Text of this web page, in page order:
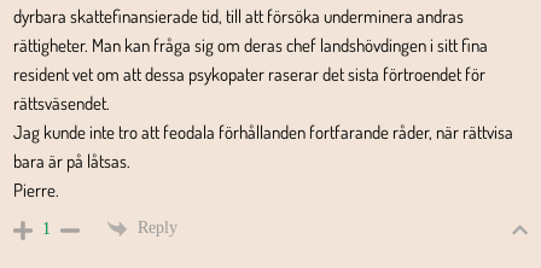
dyrbara skattefinansierade tid, till att försöka underminera andras
rättigheter. Man kan fråga sig om deras chef landshövdingen i sitt fina
resident vet om att dessa psykopater raserar det sista förtroendet för
rättsväsendet.
Jag kunde inte tro att feodala förhållanden fortfarande råder, när rättvisa
bara är på låtsas.
Pierre.
1 Reply